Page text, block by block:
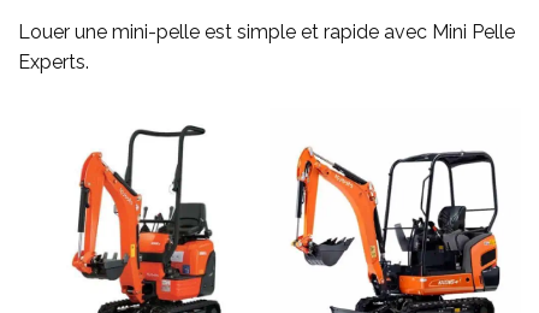
Louer une mini-pelle est simple et rapide avec Mini Pelle
Experts.